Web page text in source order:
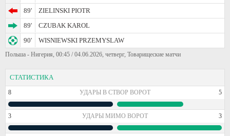
89'
ZIELINSKI PIOTR
89'
CZUBAK KAROL
90'
WISNIEWSKI PRZEMYSLAW
Польша - Нигерия, 00:45 / 04.06.2026, четверг, Товарищеские матчи
СТАТИСТИКА
8 УДАРЫ В СТВОР ВОРОТ 5
3 УДАРЫ МИМО ВОРОТ 3